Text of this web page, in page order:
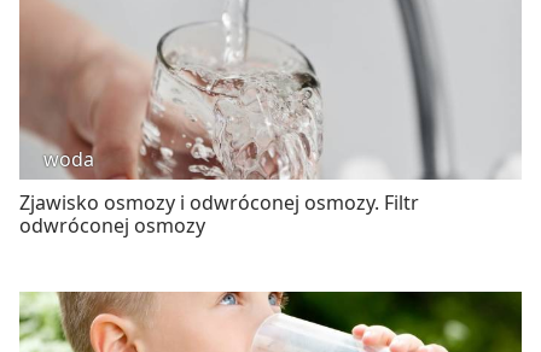
woda
Zjawisko osmozy i odwróconej osmozy. Filtr
odwróconej osmozy